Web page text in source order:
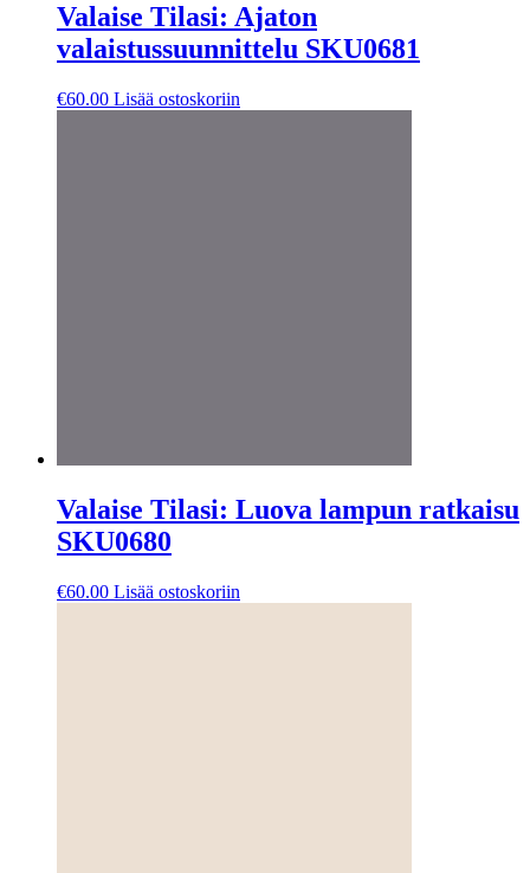
Valaise Tilasi: Ajaton
valaistussuunnittelu SKU0681
€60.00 Lisää ostoskoriin
Valaise Tilasi: Luova lampun ratkaisu
SKU0680
€60.00 Lisää ostoskoriin